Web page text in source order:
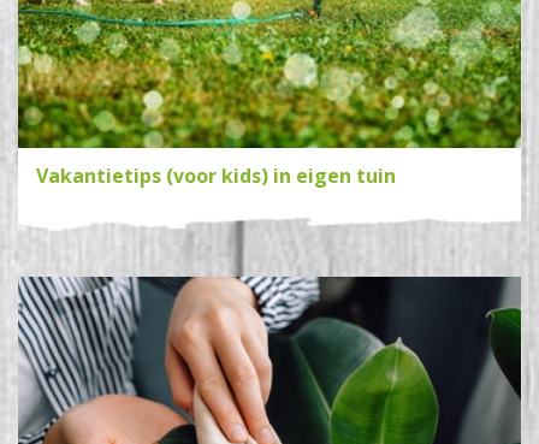
Vakantietips (voor kids) in eigen tuin